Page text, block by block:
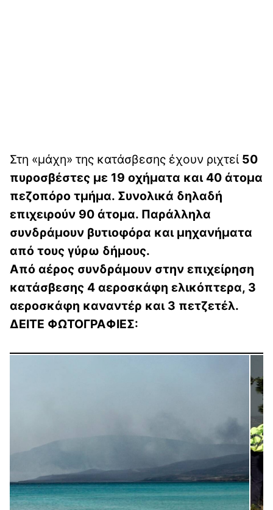
Στη «μάχη» της κατάσβεσης έχουν ριχτεί 50
πυροσβέστες με 19 οχήματα και 40 άτομα
πεζοπόρο τμήμα. Συνολικά δηλαδή
επιχειρούν 90 άτομα. Παράλληλα
συνδράμουν βυτιοφόρα και μηχανήματα
από τους γύρω δήμους.
Από αέρος συνδράμουν στην επιχείρηση
κατάσβεσης 4 αεροσκάφη ελικόπτερα, 3
αεροσκάφη καναντέρ και 3 πετζετέλ.
ΔΕΙΤΕ ΦΩΤΟΓΡΑΦΙΕΣ: